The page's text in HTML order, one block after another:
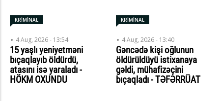
KRİMİNAL
4 Aug, 2026 - 13:54
15 yaşlı yeniyetməni
bıçaqlayıb öldürdü,
atasını isə yaraladı -
HÖKM OXUNDU
KRİMİNAL
4 Aug, 2026 - 13:40
Gəncədə kişi oğlunun
öldürüldüyü istixanaya
gəldi, mühafizəçini
bıçaqladı - TƏFƏRRÜAT